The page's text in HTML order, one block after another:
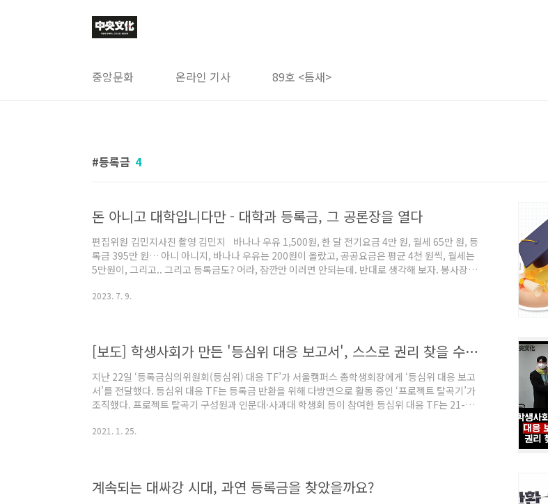
중앙문화 온라인 기사 89호 <틈새>
등록금 4
돈 아니고 대학입니다만 - 대학과 등록금, 그 공론장을 열다
편집위원 김민지사진 촬영 김민지 바나나 우유 1,500원, 한 달 전기요금 4만 원, 월세 65만 원, 등
록금 395만 원… 아니 아니지, 바나나 우유는 200원이 올랐고, 공공요금은 평균 4천 원씩, 월세는
5만원이, 그리고.. 그리고 등록금도? 어라, 잠깐만 이러면 안되는데. 반대로 생각해 보자. 봉사장학
는 돈은 점점 줄어드는데 내야 할 비용만 많아지면 대체 어쩌란 거야!? 지난해 말, 정부로부터 “등
2023. 7. 9.
[보도] 학생사회가 만든 '등심위 대응 보고서', 스스로 권리 찾을 수 있을까
지난 22일 ‘등록금심의위원회(등심위) 대응 TF’가 서울캠퍼스 총학생회장에게 ‘등심위 대응 보고
서’를 전달했다. 등심위 대응 TF는 등록금 반환을 위해 다방면으로 활동 중인 ‘프로젝트 탈곡기’가
조직했다. 프로젝트 탈곡기 구성원과 인문대·사과대 학생회 등이 참여한 등심위 대응 TF는 21-1
생회장에게 전달하는 것을 목표로 하고 있다. 대표로 총학생회실에 방문한 정윤호 학생(정치국제
2021. 1. 25.
계속되는 대싸강 시대, 과연 등록금을 찾았을까요?